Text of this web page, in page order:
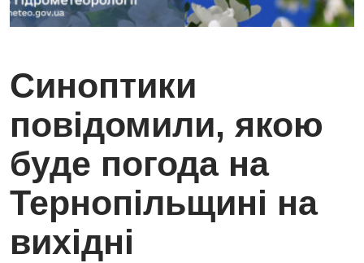
Синоптики
повідомили, якою
буде погода на
Тернопільщині на
вихідні